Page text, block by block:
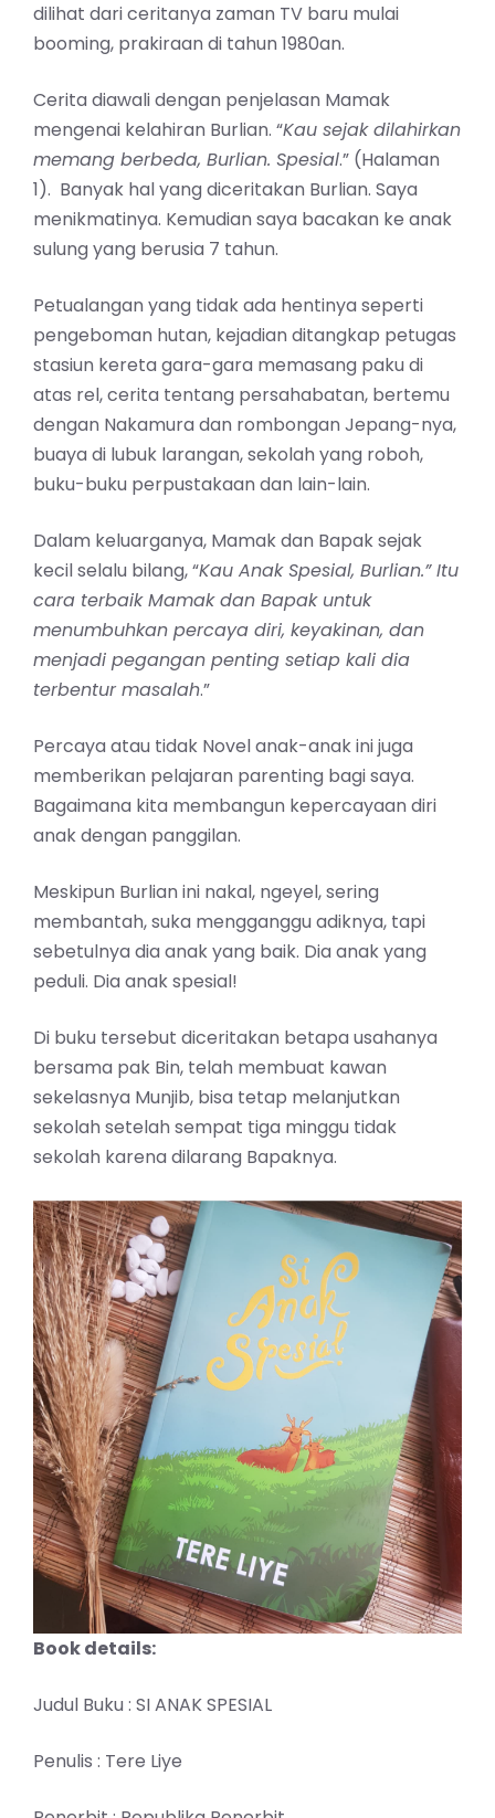
dilihat dari ceritanya zaman TV baru mulai
booming, prakiraan di tahun 1980an.
Cerita diawali dengan penjelasan Mamak
mengenai kelahiran Burlian. “Kau sejak dilahirkan
memang berbeda, Burlian. Spesial.” (Halaman
1). Banyak hal yang diceritakan Burlian. Saya
menikmatinya. Kemudian saya bacakan ke anak
sulung yang berusia 7 tahun.
Petualangan yang tidak ada hentinya seperti
pengeboman hutan, kejadian ditangkap petugas
stasiun kereta gara-gara memasang paku di
atas rel, cerita tentang persahabatan, bertemu
dengan Nakamura dan rombongan Jepang-nya,
buaya di lubuk larangan, sekolah yang roboh,
buku-buku perpustakaan dan lain-lain.
Dalam keluarganya, Mamak dan Bapak sejak
kecil selalu bilang, “Kau Anak Spesial, Burlian.” Itu
cara terbaik Mamak dan Bapak untuk
menumbuhkan percaya diri, keyakinan, dan
menjadi pegangan penting setiap kali dia
terbentur masalah.”
Percaya atau tidak Novel anak-anak ini juga
memberikan pelajaran parenting bagi saya.
Bagaimana kita membangun kepercayaan diri
anak dengan panggilan.
Meskipun Burlian ini nakal, ngeyel, sering
membantah, suka mengganggu adiknya, tapi
sebetulnya dia anak yang baik. Dia anak yang
peduli. Dia anak spesial!
Di buku tersebut diceritakan betapa usahanya
bersama pak Bin, telah membuat kawan
sekelasnya Munjib, bisa tetap melanjutkan
sekolah setelah sempat tiga minggu tidak
sekolah karena dilarang Bapaknya.
Book details:
Judul Buku : SI ANAK SPESIAL
Penulis : Tere Liye